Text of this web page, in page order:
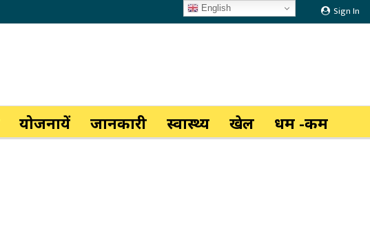
Sign In
योजनायें जानकारी स्वास्थ्य खेल धर्म -कर्म
English